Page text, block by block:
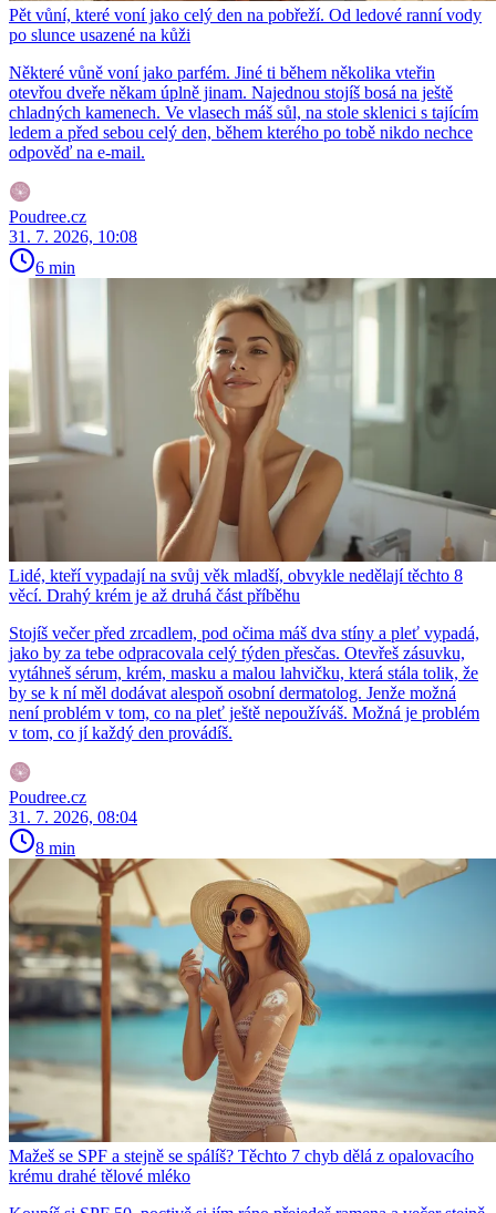
Pět vůní, které voní jako celý den na pobřeží. Od ledové ranní vody
po slunce usazené na kůži
Některé vůně voní jako parfém. Jiné ti během několika vteřin
otevřou dveře někam úplně jinam. Najednou stojíš bosá na ještě
chladných kamenech. Ve vlasech máš sůl, na stole sklenici s tajícím
ledem a před sebou celý den, během kterého po tobě nikdo nechce
odpověď na e-mail.
Poudree.cz
31. 7. 2026, 10:08
6 min
Lidé, kteří vypadají na svůj věk mladší, obvykle nedělají těchto 8
věcí. Drahý krém je až druhá část příběhu
Stojíš večer před zrcadlem, pod očima máš dva stíny a pleť vypadá,
jako by za tebe odpracovala celý týden přesčas. Otevřeš zásuvku,
vytáhneš sérum, krém, masku a malou lahvičku, která stála tolik, že
by se k ní měl dodávat alespoň osobní dermatolog. Jenže možná
není problém v tom, co na pleť ještě nepoužíváš. Možná je problém
v tom, co jí každý den provádíš.
Poudree.cz
31. 7. 2026, 08:04
8 min
Mažeš se SPF a stejně se spálíš? Těchto 7 chyb dělá z opalovacího
krému drahé tělové mléko